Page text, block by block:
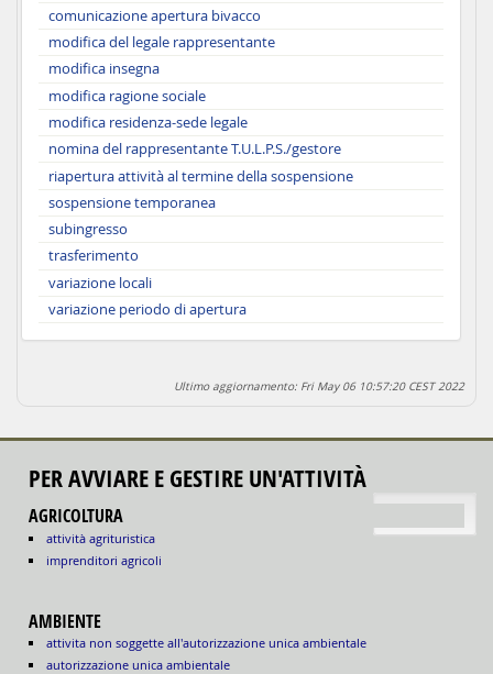
comunicazione apertura bivacco
modifica del legale rappresentante
modifica insegna
modifica ragione sociale
modifica residenza-sede legale
nomina del rappresentante T.U.L.P.S./gestore
riapertura attività al termine della sospensione
sospensione temporanea
subingresso
trasferimento
variazione locali
variazione periodo di apertura
Ultimo aggiornamento: Fri May 06 10:57:20 CEST 2022
PER AVVIARE E GESTIRE UN'ATTIVITÀ
AGRICOLTURA
attività agrituristica
imprenditori agricoli
AMBIENTE
attivita non soggette all'autorizzazione unica ambientale
autorizzazione unica ambientale